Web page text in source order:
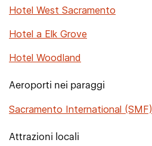
Hotel West Sacramento
Hotel a Elk Grove
Hotel Woodland
Aeroporti nei paraggi
Sacramento International (SMF)
Attrazioni locali